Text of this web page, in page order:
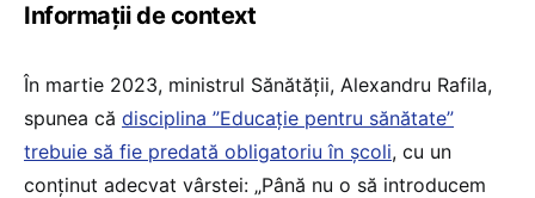
Informații de context
În martie 2023, ministrul Sănătății, Alexandru Rafila,
spunea că disciplina ”Educație pentru sănătate”
trebuie să fie predată obligatoriu în școli, cu un
conținut adecvat vârstei: „Până nu o să introducem